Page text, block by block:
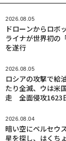
2026.08.05
ドローンからロボ
ライナが世界初の
を遂行
2026.08.05
ロシアの攻撃で給
たり全滅、ウは米
走 全面侵攻1623
2026.08.04
暗い空にペルセウ
星を探し、はくち